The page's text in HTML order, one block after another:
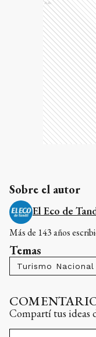
Ads
Sobre el autor
El Eco de
Más de 143 años
Temas
Turismo Nacional
Compartí tus ideas